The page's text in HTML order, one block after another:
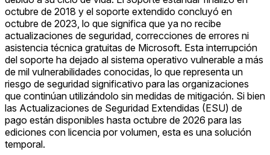
octubre de 2018 y el soporte extendido concluyó en
octubre de 2023, lo que significa que ya no recibe
actualizaciones de seguridad, correcciones de errores ni
asistencia técnica gratuitas de Microsoft. Esta interrupción
del soporte ha dejado al sistema operativo vulnerable a más
de mil vulnerabilidades conocidas, lo que representa un
riesgo de seguridad significativo para las organizaciones
que continúan utilizándolo sin medidas de mitigación. Si bien
las Actualizaciones de Seguridad Extendidas (ESU) de
pago están disponibles hasta octubre de 2026 para las
ediciones con licencia por volumen, esta es una solución
temporal.